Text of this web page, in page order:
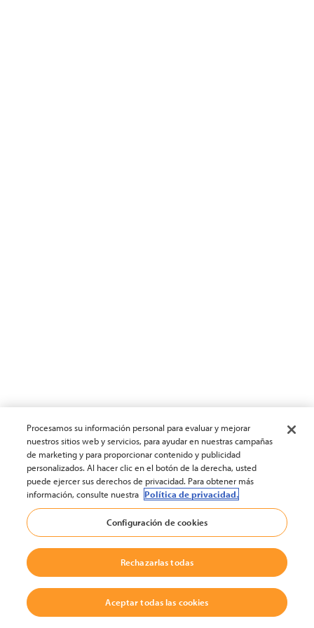
Procesamos su información personal para evaluar y mejorar
nuestros sitios web y servicios, para ayudar en nuestras campañas
de marketing y para proporcionar contenido y publicidad
personalizados. Al hacer clic en el botón de la derecha, usted
puede ejercer sus derechos de privacidad. Para obtener más
información, consulte nuestra Política de privacidad.
Configuración de cookies
Rechazarlas todas
Aceptar todas las cookies